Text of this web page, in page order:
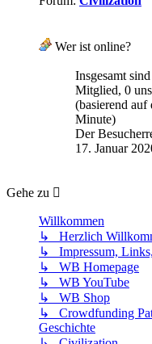
Wer ist online?
Insgesamt sind
Mitglied, 0
(basierend auf
Minute)
Der
17. Januar
Gehe zu
Willkommen
↳ Herzlich
↳ Impressum,
↳ WB Homepage
↳ WB YouTube
↳ WB Shop
↳ Crowdfunding
Geschichte